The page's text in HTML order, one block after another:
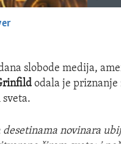
slobode medija,
odala je
desetinama novinara